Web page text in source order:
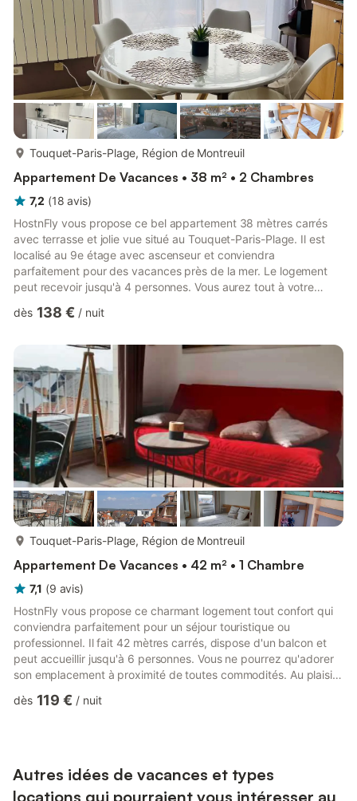
Touquet-Paris-Plage, Région de Montreuil
Appartement De Vacances • 38 m² • 2 Chambres
7,2 (18 avis)
HostnFly vous propose ce bel appartement 38 mètres carrés
avec terrasse et jolie vue situé au Touquet-Paris-Plage. Il est
localisé au 9e étage avec ascenseur et conviendra
parfaitement pour des vacances près de la mer. Le logement
peut recevoir jusqu'à 4 personnes. Vous aurez tout à votre
Logement Ce logement est lumineux et comprend : - deux
(140/190) ; - d'une cuisine toute équipée ; - d'une salle de
douche - et d'un salon avec un espace repas. Durant votre
séjour, vou...
dès 138 € / nuit
Touquet-Paris-Plage, Région de Montreuil
Appartement De Vacances • 42 m² • 1 Chambre
7,1 (9 avis)
HostnFly vous propose ce charmant logement tout confort qui
conviendra parfaitement pour un séjour touristique ou
professionnel. Il fait 42 mètres carrés, dispose d'un balcon et
peut accueillir jusqu'à 6 personnes. Vous ne pourrez qu'adorer
son emplacement à proximité de toutes commodités. Au plaisir
aménagé (avec une petite table ronde, deux fauteuils et un
dès 119 € / nuit
Autres idées de vacances et types
locations qui pourraient vous intéresser au